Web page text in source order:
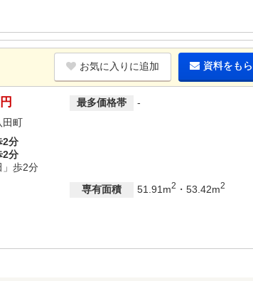
お気に入りに追加 資料をも
最多価格帯
-
田町
2分
2分
」歩2分
専有面積 51.91m2 ・53.42m2